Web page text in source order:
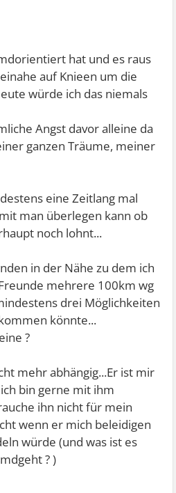
hat und es raus
auf Knieen um die
würde ich das niemals
Angst davor alleine da
ganzen Träume, meiner
eine Zeitlang mal
man überlegen kann ob
noch lohnt...
in der Nähe zu dem ich
mehrere 100km wg
drei Möglichkeiten
könnte...
?
mehr abhängig...Er ist mir
bin gerne mit ihm
ihn nicht für mein
wenn er mich beleidigen
würde (und was ist es
? )